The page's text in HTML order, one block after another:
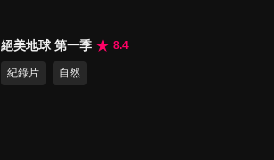
絕美地球 第一季 8.4
紀錄片 自然